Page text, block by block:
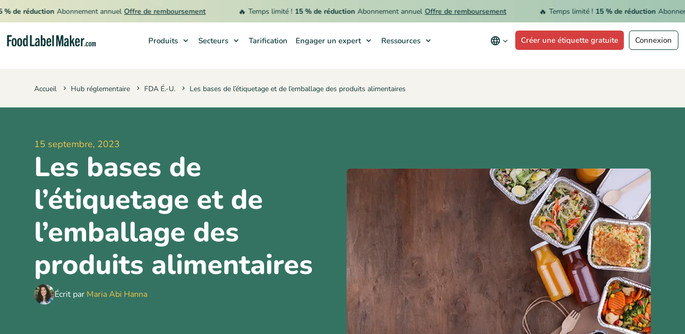
réduction Abonnement annuel Offre de remboursement Temps limité ! 15 % de réduction Abonnement annuel Offre de remboursement Temps limité ! 15 % de réduction Abonnement
Produits Secteurs Tarification Engager un expert Ressources Créer une étiquette gratuite Connexion
Accueil Hub réglementaire FDA É.-U. Les bases de l’étiquetage et de l’emballage des produits alimentaires
15 septembre, 2023
Les bases de
l’étiquetage et de
l’emballage des
produits alimentaires
Écrit par Maria Abi Hanna
Secteurs